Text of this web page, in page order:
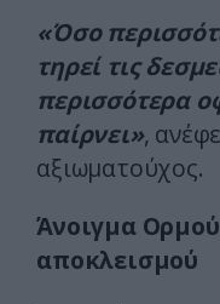
«Όσο
τηρεί τις
περισσότερα
παίρνει»,
αξιωματούχος.
Άνοιγμα
αποκλεισμού